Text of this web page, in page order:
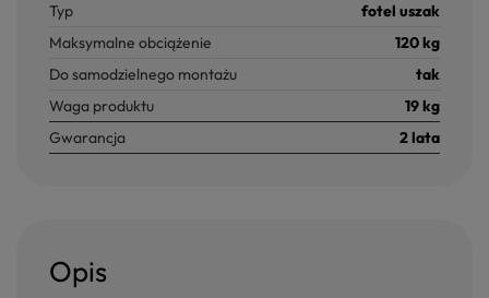
Typ
fotel uszak
Maksymalne obciążenie
120 kg
Do samodzielnego montażu
tak
Waga produktu
19 kg
Gwarancja
2 lata
Opis